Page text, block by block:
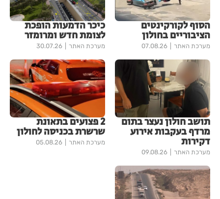
הסוף לקורקינטים
הציבוריים בחולון
מערכת האתר 07.08.26
כיכר הדמעות הופכת
לצומת חדש ומרומזר
מערכת האתר 30.07.26
תושב חולון נעצר בתום
מרדף בעקבות אירוע
דקירות
מערכת האתר 09.08.26
2 פצועים בתאונת
שרשרת בכניסה לחולון
מערכת האתר 05.08.26